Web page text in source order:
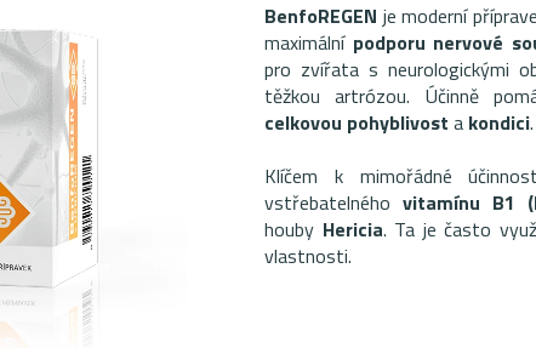
BenfoREGEN je moderní
maximálnípodporu nervové
pro zvířata s neurologickými
těžkou artrózou. Účinně
celkovou pohyblivost a kondici.
Klíčem k mimořádné
vstřebatelného vitamínu B1
houby Hericia. Ta je často
vlastnosti.